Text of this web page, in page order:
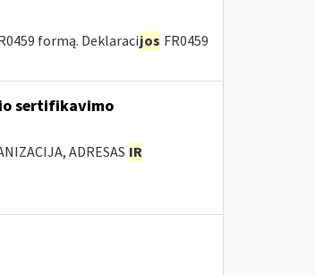
formą. Deklaracijos FR0459
sertifikavimo
ADRESAS IR